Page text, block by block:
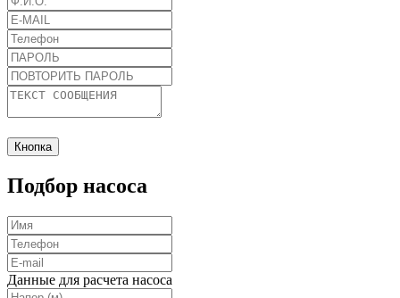
Кнопка
Подбор насоса
Данные для расчета насоса